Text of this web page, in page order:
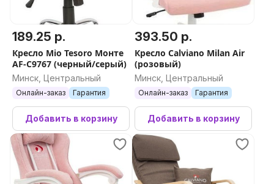
189.25 р.
Кресло Mio Tesoro Монте
AF-C9767 (черный/серый)
Минск, Центральный
Онлайн-заказ Гарантия
Добавить в корзину
393.50 р.
Кресло Calviano Milan Air
(розовый)
Минск, Центральный
Онлайн-заказ Гарантия
Добавить в корзину